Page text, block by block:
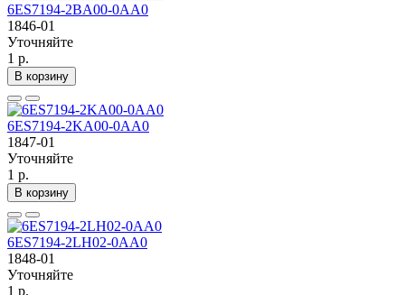
6ES7194-2BA00-0AA0
1846-01
Уточняйте
1 р.
В корзину
6ES7194-2KA00-0AA0
1847-01
Уточняйте
1 р.
В корзину
6ES7194-2LH02-0AA0
1848-01
Уточняйте
1 р.